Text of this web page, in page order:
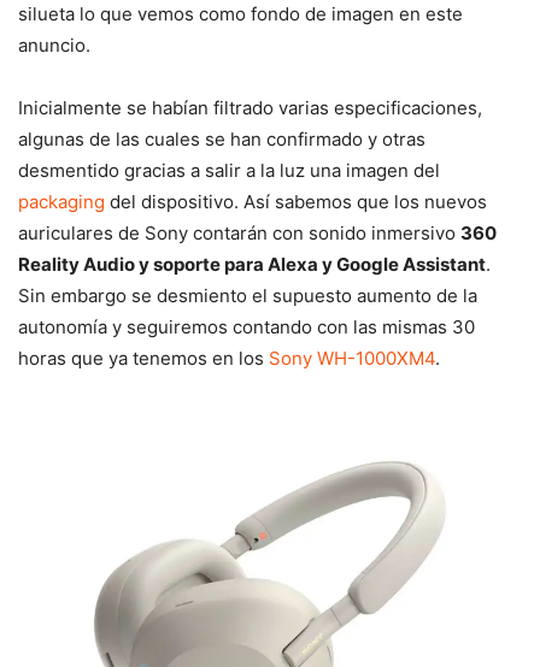
silueta lo que vemos como fondo de imagen en este
anuncio.
Inicialmente se habían filtrado varias especificaciones,
algunas de las cuales se han confirmado y otras
desmentido gracias a salir a la luz una imagen del
packaging del dispositivo. Así sabemos que los nuevos
auriculares de Sony contarán con sonido inmersivo 360 ​​
Reality Audio y soporte para Alexa y Google Assistant.
Sin embargo se desmiento el supuesto aumento de la
autonomía y seguiremos contando con las mismas 30
horas que ya tenemos en los Sony WH-1000XM4.